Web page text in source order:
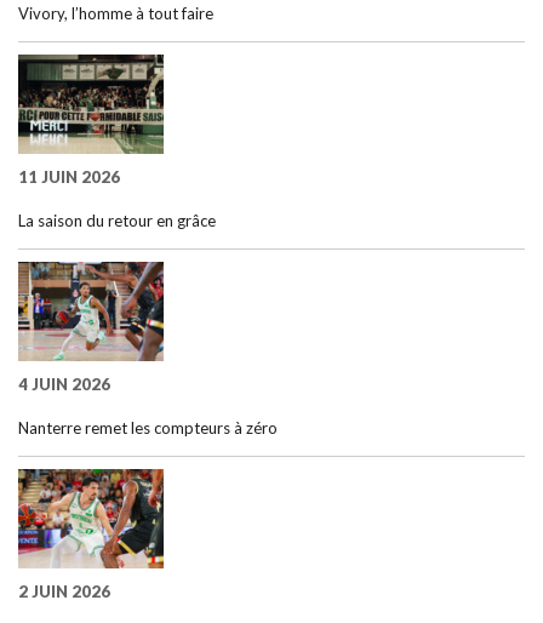
Vivory, l’homme à tout faire
11 JUIN 2026
La saison du retour en grâce
4 JUIN 2026
Nanterre remet les compteurs à zéro
2 JUIN 2026